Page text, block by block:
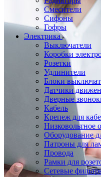
Смесители
Сифоны
Гофры
Электрика
Выключатели
Коробки
Розетки
Удлинители
Блоки
Датчики
Дверные
Кабель
Крепеж для
Низковольтное
Оборудование
Патроны для
Провода
Рамки для
Сетевые